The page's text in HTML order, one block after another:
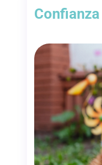
Confianza